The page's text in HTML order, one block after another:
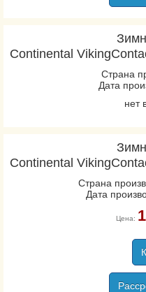
Continental
Страна
Дата
нет
Continental
Страна
Дата
Цена: